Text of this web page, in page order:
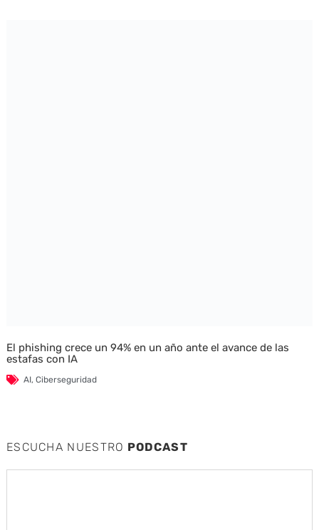
El phishing crece un 94% en un año ante el avance de las
estafas con IA
AI, Ciberseguridad
ESCUCHA NUESTRO PODCAST